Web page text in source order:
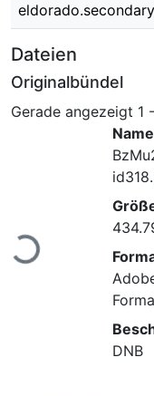
Dateien
Originalbündel
Gerade angezeigt 1
Lade...
DNB